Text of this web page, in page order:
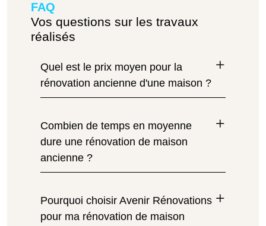
FAQ
Vos questions sur les travaux
réalisés
Quel est le prix moyen pour la
rénovation ancienne d'une maison ?
Combien de temps en moyenne
dure une rénovation de maison
ancienne ?
Pourquoi choisir Avenir Rénovations
pour ma rénovation de maison